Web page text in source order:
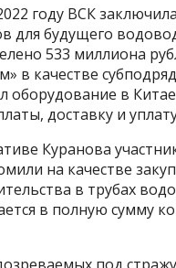
году ВСК
для будущего
533 миллиона
качестве
оборудование в
доставку и
Куранова
на качестве
в трубах
в полную сумму